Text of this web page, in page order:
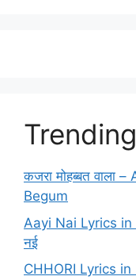
कजरा मोहब्बत वाला
Begum
Aayi Nai Lyrics
नई
CHHORI Lyrics